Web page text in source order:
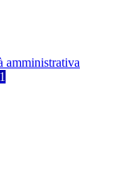
amministrativa
1